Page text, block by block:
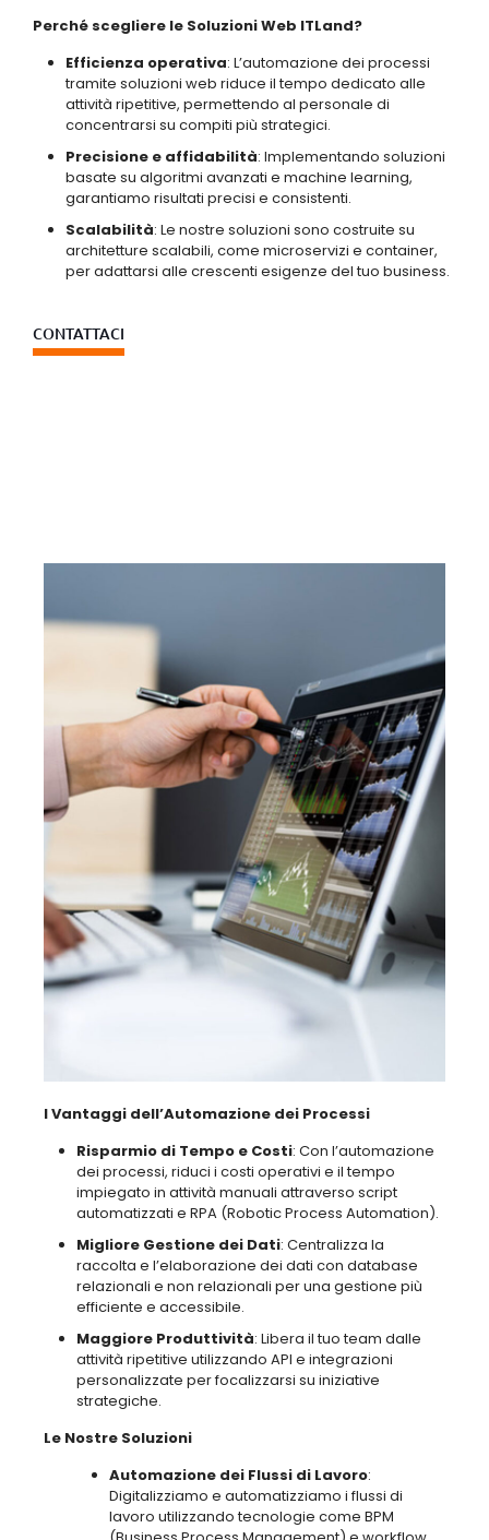
Perché scegliere le Soluzioni Web ITLand?
Efficienza operativa: L’automazione dei processi
tramite soluzioni web riduce il tempo dedicato alle
attività ripetitive, permettendo al personale di
concentrarsi su compiti più strategici.
Precisione e affidabilità: Implementando soluzioni
basate su algoritmi avanzati e machine learning,
garantiamo risultati precisi e consistenti.
Scalabilità: Le nostre soluzioni sono costruite su
architetture scalabili, come microservizi e container,
per adattarsi alle crescenti esigenze del tuo business.
CONTATTACI
I Vantaggi dell’Automazione dei Processi
Risparmio di Tempo e Costi: Con l’automazione
dei processi, riduci i costi operativi e il tempo
impiegato in attività manuali attraverso script
automatizzati e RPA (Robotic Process Automation).
Migliore Gestione dei Dati: Centralizza la
raccolta e l’elaborazione dei dati con database
relazionali e non relazionali per una gestione più
efficiente e accessibile.
Maggiore Produttività: Libera il tuo team dalle
attività ripetitive utilizzando API e integrazioni
personalizzate per focalizzarsi su iniziative
strategiche.
Le Nostre Soluzioni
Automazione dei Flussi di Lavoro:
Digitalizziamo e automatizziamo i flussi di
lavoro utilizzando tecnologie come BPM